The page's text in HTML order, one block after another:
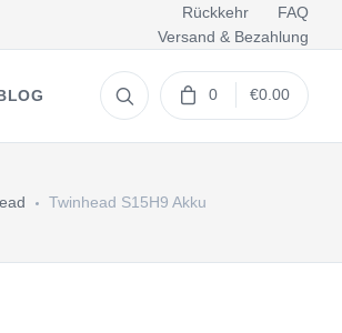
Rückkehr
FAQ
Versand & Bezahlung
0 €0.00
Twinhead S15H9 Akku